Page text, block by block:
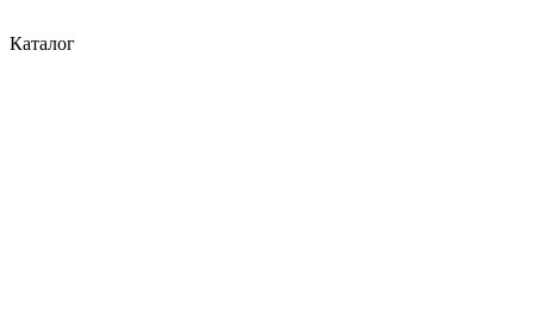
Каталог